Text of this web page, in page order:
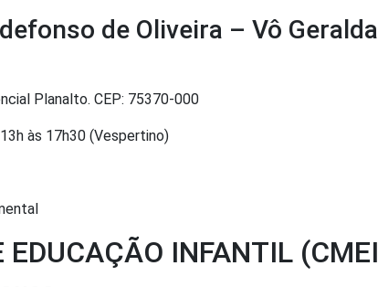
de Oliveira – Vô Geralda
Planalto. CEP: 75370-000
às 17h30 (Vespertino)
EDUCAÇÃO INFANTIL